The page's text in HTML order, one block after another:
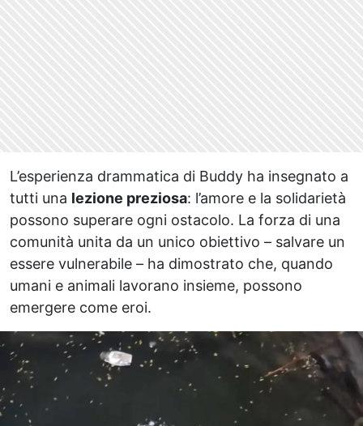
L’esperienza drammatica di Buddy ha insegnato a
tutti una lezione preziosa: l’amore e la solidarietà
possono superare ogni ostacolo. La forza di una
comunità unita da un unico obiettivo – salvare un
essere vulnerabile – ha dimostrato che, quando
umani e animali lavorano insieme, possono
emergere come eroi.